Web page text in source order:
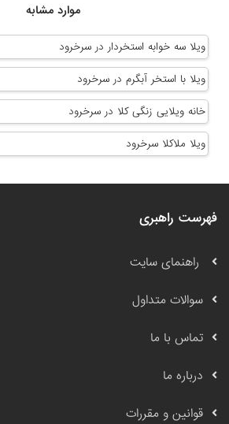
موارد مشابه
ویلا سه خوابه استخردار در سرخرود
ویلا با استخر آبگرم در سرخرود
خانه ویلایی زنگی کلا در سرخرود
ویلا ملاکلا سرخرود
فهرست راهبری
راهنمای سایت
سوالات متداول
تماس با ما
درباره ما
قوانین و مقررات